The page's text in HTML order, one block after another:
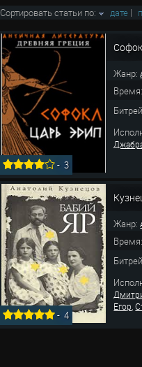
Сортировать статьи по: дате |
-3
Жанр:
-4
Жанр:
Егор,